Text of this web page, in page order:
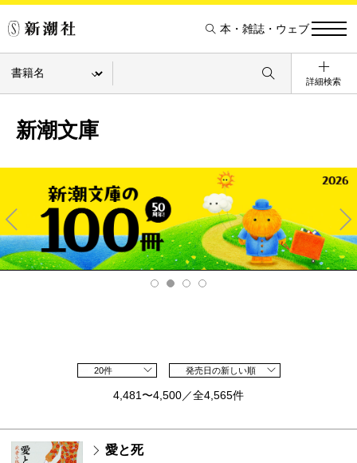
本・雑誌・ウェブ
詳細検索
新潮文庫
Pre
v
Ne
xt
20件 発売日の新しい順
4,481〜4,500／全4,565件
愛と死